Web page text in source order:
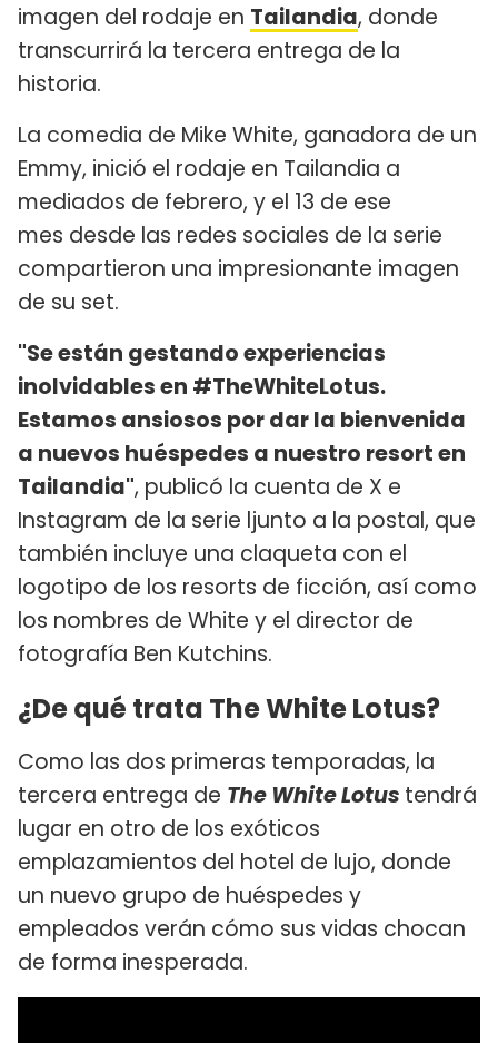
imagen del rodaje en Tailandia, donde
transcurrirá la tercera entrega de la
historia.
La comedia de Mike White, ganadora de un
Emmy, inició el rodaje en Tailandia a
mediados de febrero, y el 13 de ese
mes desde las redes sociales de la serie
compartieron una impresionante imagen
de su set.
"Se están gestando experiencias
inolvidables en #TheWhiteLotus.
Estamos ansiosos por dar la bienvenida
a nuevos huéspedes a nuestro resort en
Tailandia", publicó la cuenta de X e
Instagram de la serie ljunto a la postal, que
también incluye una claqueta con el
logotipo de los resorts de ficción, así como
los nombres de White y el director de
fotografía Ben Kutchins.
¿De qué trata The White Lotus?
Como las dos primeras temporadas, la
tercera entrega de The White Lotus tendrá
lugar en otro de los exóticos
emplazamientos del hotel de lujo, donde
un nuevo grupo de huéspedes y
empleados verán cómo sus vidas chocan
de forma inesperada.